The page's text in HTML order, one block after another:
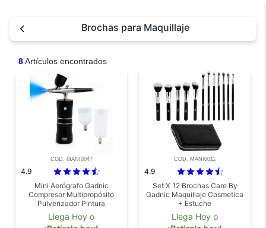
Brochas para Maquillaje
8Artículos encontrados
COD. MANI0047
4.9
Mini Aerógrafo Gadnic
Compresor Multipropósito
Pulverizador Pintura
Llega Hoy o
COD. MANI0011
4.9
Set X 12 Brochas Care By
Gadnic Maquillaje Cosmetica
+ Estuche
Llega Hoy o